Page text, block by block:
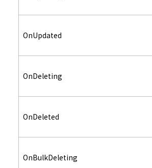
OnUpdated
OnDeleting
OnDeleted
OnBulkDeleting